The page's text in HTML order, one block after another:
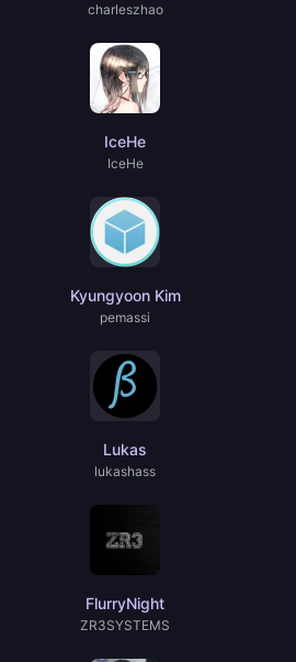
charIeszhao
IceHe
IceHe
Kyungyoon Kim
pemassi
Lukas
lukashass
FlurryNight
ZR3SYSTEMS